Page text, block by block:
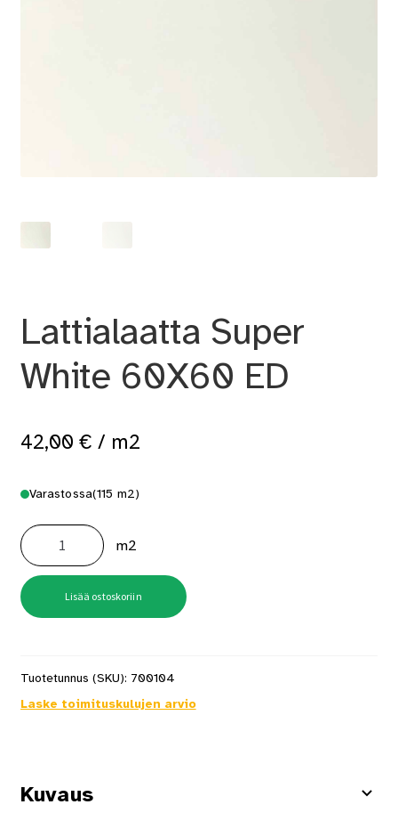
Lattialaatta Super
White 60X60 ED
42,00 € / m2
Varastossa(115 m2)
Lattialaatta
Super
White
60X60
ED
määrä
m2
Lisää ostoskoriin
Tuotetunnus (SKU): 700104
Laske toimituskulujen arvio
Kuvaus